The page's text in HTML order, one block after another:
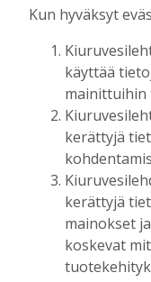
Aku
KiuPan
Cupista
Aku
Salla
Aku
Kun hyväksyt
käyttää
mainittuihin
kerättyjä
kerättyjä
mainokset
koskevat